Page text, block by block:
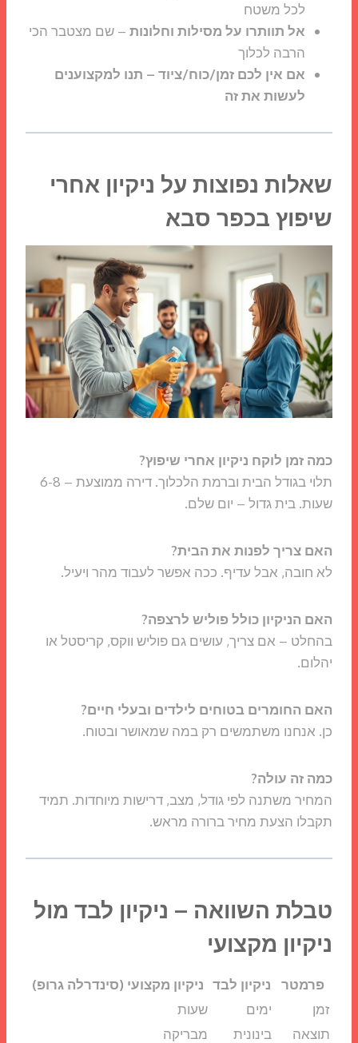
לכל משטח
אל תוותרו על מסילות וחלונות – שם מצטבר הכי
הרבה לכלוך
אם אין לכם זמן/כוח/ציוד – תנו למקצוענים
לעשות את זה
שאלות נפוצות על ניקיון אחרי
שיפוץ בכפר סבא
כמה זמן לוקח ניקיון אחרי שיפוץ?
תלוי בגודל הבית וברמת הלכלוך. דירה ממוצעת – 6-8
שעות. בית גדול – יום שלם.
האם צריך לפנות את הבית?
לא חובה, אבל עדיף. ככה אפשר לעבוד מהר ויעיל.
האם הניקיון כולל פוליש לרצפה?
בהחלט – אם צריך, עושים גם פוליש ווקס, קריסטל או
יהלום.
האם החומרים בטוחים לילדים ובעלי חיים?
כן. אנחנו משתמשים רק במה שמאושר ובטוח.
כמה זה עולה?
המחיר משתנה לפי גודל, מצב, דרישות מיוחדות. תמיד
תקבלו הצעת מחיר ברורה מראש.
טבלת השוואה – ניקיון לבד מול
ניקיון מקצועי
פרמטר ניקיון לבד ניקיון מקצועי (סינדרלה גרופ)
זמן
ימים
שעות
תוצאה
בינונית מבריקה